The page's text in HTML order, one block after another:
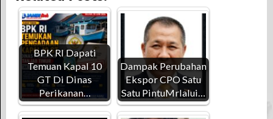
BPK RI Dapati
Temuan Kapal 10
GT Di Dinas
Perikanan…
Dampak Perubahan
Ekspor CPO Satu
Satu PintuMrlalui…